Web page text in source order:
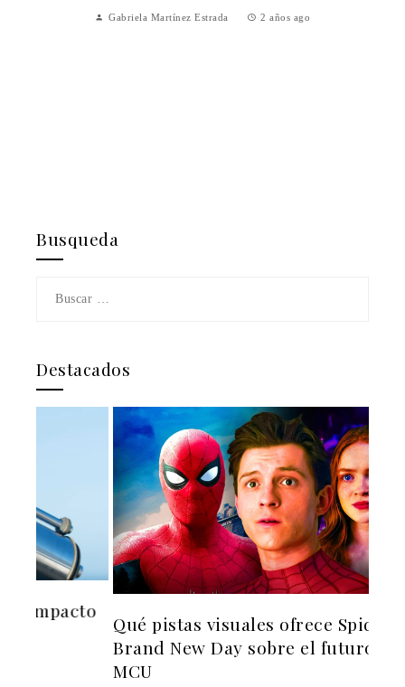
Gabriela Martínez Estrada 2 años ago
Busqueda
Destacados
Qué pistas visuales ofrece Spider-Man:
Brand New Day sobre el futuro del